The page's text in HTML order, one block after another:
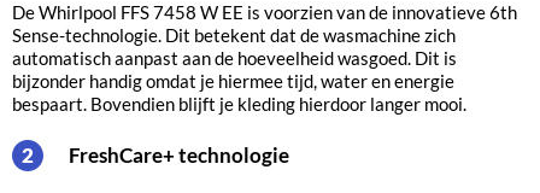
De Whirlpool FFS 7458 W EE is voorzien van de innovatieve 6th
Sense-technologie. Dit betekent dat de wasmachine zich
automatisch aanpast aan de hoeveelheid wasgoed. Dit is
bijzonder handig omdat je hiermee tijd, water en energie
bespaart. Bovendien blijft je kleding hierdoor langer mooi.
2 FreshCare+ technologie